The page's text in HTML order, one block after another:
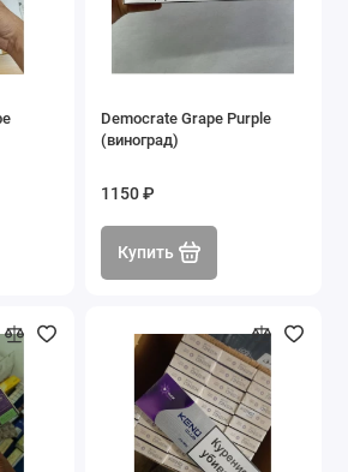
Democrate Grape Purple
(виноград)
1150 ₽
Купить